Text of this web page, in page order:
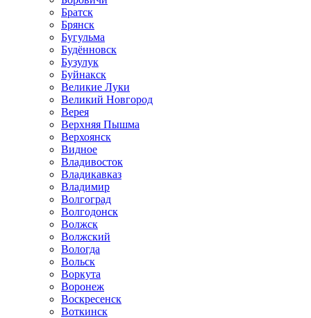
Братск
Брянск
Бугульма
Будённовск
Бузулук
Буйнакск
Великие Луки
Великий Новгород
Верея
Верхняя Пышма
Верхоянск
Видное
Владивосток
Владикавказ
Владимир
Волгоград
Волгодонск
Волжск
Волжский
Вологда
Вольск
Воркута
Воронеж
Воскресенск
Воткинск